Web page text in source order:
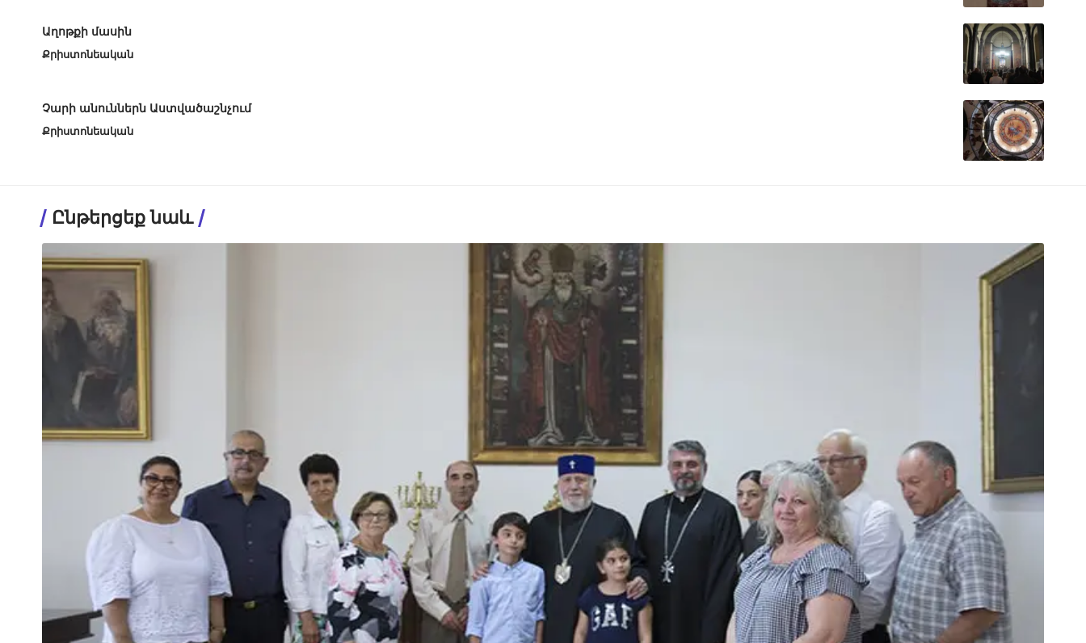
Աղոթքի մասին
Քրիստոնեական
Չարի անուններն Աստվածաշնչում
Քրիստոնեական
Ընթերցեք նաև